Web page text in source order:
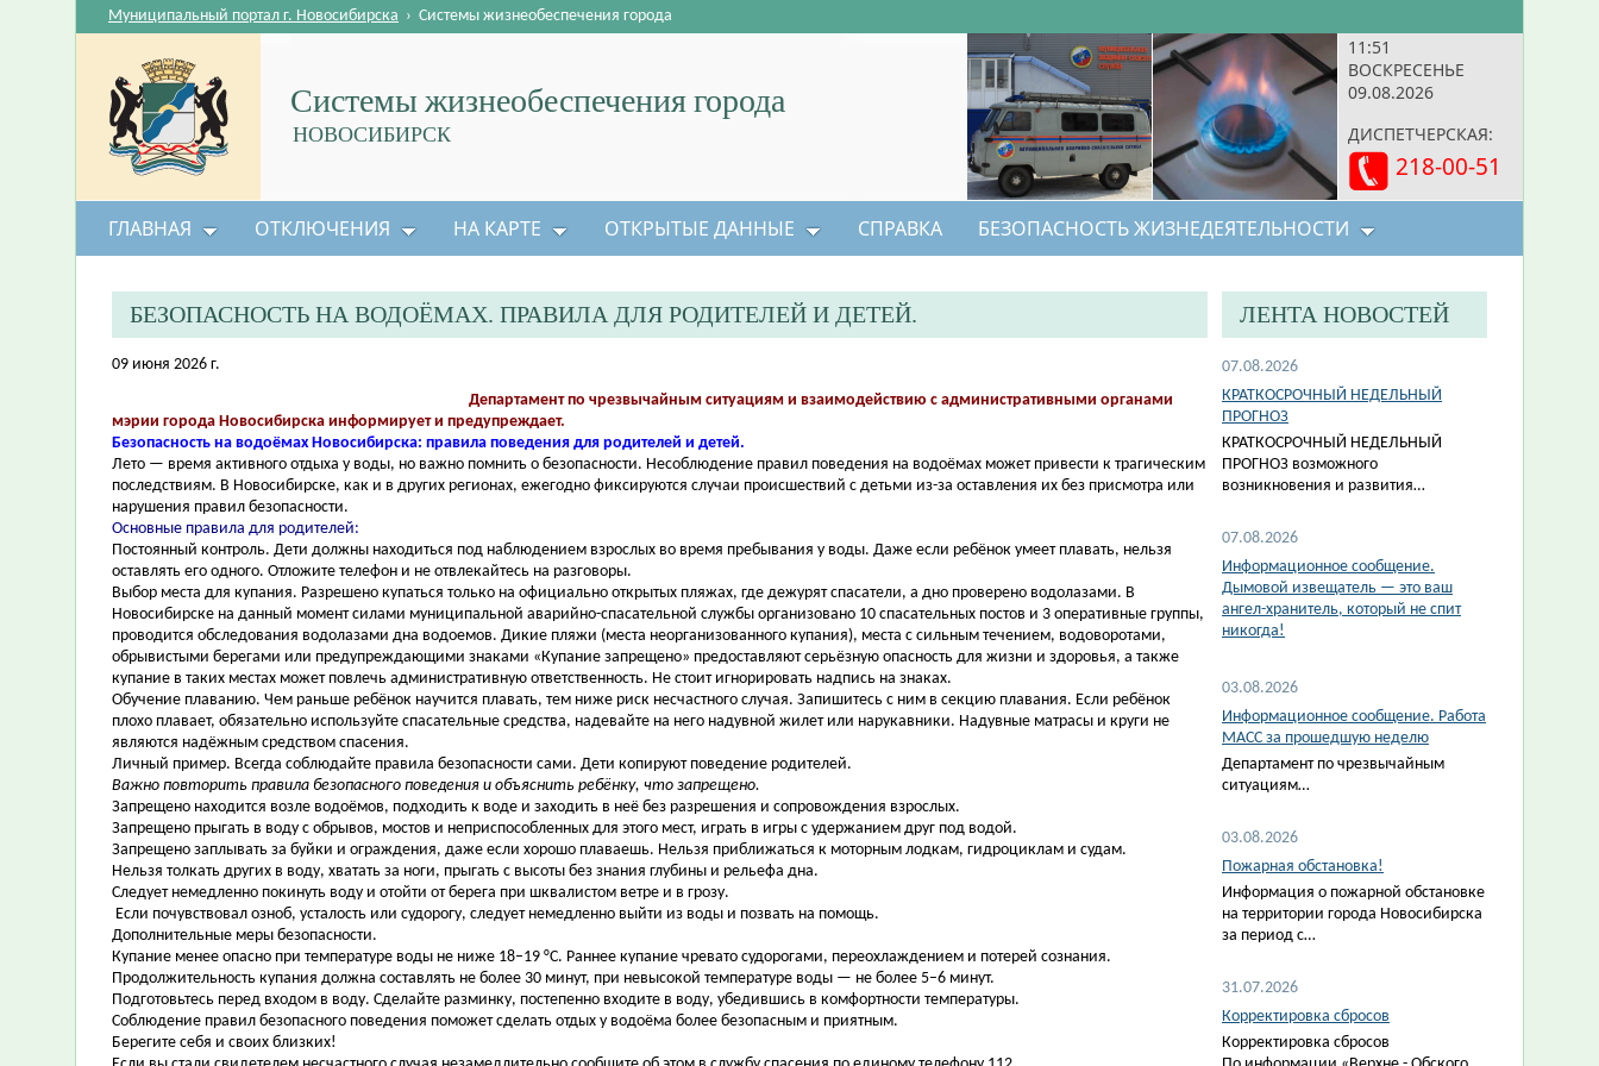
11:51
ВОСКРЕСЕНЬЕ
09.08.2026
ДИСПЕТЧЕРСКАЯ:
218-00-51
Системы жизнеобеспечения города
НОВОСИБИРСК
Муниципальный портал г. Новосибирска › Системы жизнеобеспечения города
ГЛАВНАЯ ОТКЛЮЧЕНИЯ НА КАРТЕ ОТКРЫТЫЕ ДАННЫЕ СПРАВКА БЕЗОПАСНОСТЬ ЖИЗНЕДЕЯТЕЛЬНОСТИ
БЕЗОПАСНОСТЬ НА ВОДОЁМАХ. ПРАВИЛА ДЛЯ РОДИТЕЛЕЙ И ДЕТЕЙ.
09 июня 2026 г.
Департамент по чрезвычайным ситуациям и взаимодействию с административными органами
мэрии города Новосибирска информирует и предупреждает.
Безопасность на водоёмах Новосибирска: правила поведения для родителей и детей.
Лето — время активного отдыха у воды, но важно помнить о безопасности. Несоблюдение правил поведения на водоёмах может привести к трагическим
последствиям. В Новосибирске, как и в других регионах, ежегодно фиксируются случаи происшествий с детьми из-за оставления их без присмотра или
нарушения правил безопасности.
Основные правила для родителей:
Постоянный контроль. Дети должны находиться под наблюдением взрослых во время пребывания у воды. Даже если ребёнок умеет плавать, нельзя
оставлять его одного. Отложите телефон и не отвлекайтесь на разговоры.
Выбор места для купания. Разрешено купаться только на официально открытых пляжах, где дежурят спасатели, а дно проверено водолазами. В
Новосибирске на данный момент силами муниципальной аварийно-спасательной службы организовано 10 спасательных постов и 3 оперативные группы,
проводится обследования водолазами дна водоемов. Дикие пляжи (места неорганизованного купания), места с сильным течением, водоворотами,
обрывистыми берегами или предупреждающими знаками «Купание запрещено» предоставляют серьёзную опасность для жизни и здоровья, а также
купание в таких местах может повлечь административную ответственность. Не стоит игнорировать надпись на знаках.
Обучение плаванию. Чем раньше ребёнок научится плавать, тем ниже риск несчастного случая. Запишитесь с ним в секцию плавания. Если ребёнок
плохо плавает, обязательно используйте спасательные средства, надевайте на него надувной жилет или нарукавники. Надувные матрасы и круги не
являются надёжным средством спасения.
Личный пример. Всегда соблюдайте правила безопасности сами. Дети копируют поведение родителей.
Важно повторить правила безопасного поведения и объяснить ребёнку, что запрещено.
Запрещено находится возле водоёмов, подходить к воде и заходить в неё без разрешения и сопровождения взрослых.
Запрещено прыгать в воду с обрывов, мостов и неприспособленных для этого мест, играть в игры с удержанием друг под водой.
Запрещено заплывать за буйки и ограждения, даже если хорошо плаваешь. Нельзя приближаться к моторным лодкам, гидроциклам и судам.
Нельзя толкать других в воду, хватать за ноги, прыгать с высоты без знания глубины и рельефа дна.
Следует немедленно покинуть воду и отойти от берега при шквалистом ветре и в грозу.
Если почувствовал озноб, усталость или судорогу, следует немедленно выйти из воды и позвать на помощь.
Дополнительные меры безопасности.
Купание менее опасно при температуре воды не ниже 18–19 °C. Раннее купание чревато судорогами, переохлаждением и потерей сознания.
Продолжительность купания должна составлять не более 30 минут, при невысокой температуре воды — не более 5–6 минут.
Подготовьтесь перед входом в воду. Сделайте разминку, постепенно входите в воду, убедившись в комфортности температуры.
Соблюдение правил безопасного поведения поможет сделать отдых у водоёма более безопасным и приятным.
Берегите себя и своих близких!
ЛЕНТА НОВОСТЕЙ
07.08.2026
КРАТКОСРОЧНЫЙ НЕДЕЛЬНЫЙ
ПРОГНОЗ
КРАТКОСРОЧНЫЙ НЕДЕЛЬНЫЙ
ПРОГНОЗ возможного
возникновения и развития…
07.08.2026
Информационное сообщение.
Дымовой извещатель — это ваш
ангел-хранитель, который не спит
никогда!
03.08.2026
Информационное сообщение. Работа
МАСС за прошедшую неделю
Департамент по чрезвычайным
ситуациям…
03.08.2026
Пожарная обстановка!
Информация о пожарной обстановке
на территории города Новосибирска
за период с…
31.07.2026
Корректировка сбросов
Корректировка сбросов